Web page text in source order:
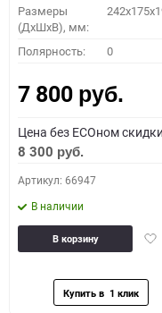
Размеры
(ДхШхВ), мм:
Полярность: 0
7 800 руб.
Цена без ECOном
8 300 руб.
Артикул: 66947
В наличии
В корзину